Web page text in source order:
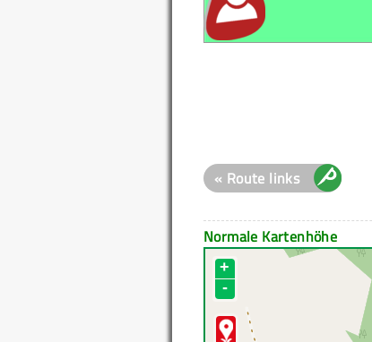
« Route links
Normale Kartenhöhe
+
-